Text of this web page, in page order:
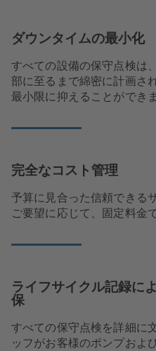
ダウンタイムの最小化
すべての設備の保守点検は
部に至るまで綿密に計画さ
最小限に抑えることができま
完全なコスト管理
予算に見合った信頼できる
ご要望に応じて、固定料金
ライフサイクル記録に
保
すべての保守点検を詳細に
ッフがお客様のポンプおよ